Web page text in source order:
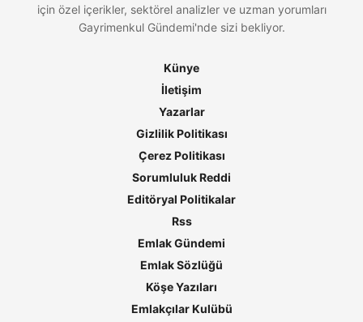
için özel içerikler, sektörel analizler ve uzman yorumları
Gayrimenkul Gündemi'nde sizi bekliyor.
Künye
İletişim
Yazarlar
Gizlilik Politikası
Çerez Politikası
Sorumluluk Reddi
Editöryal Politikalar
Rss
Emlak Gündemi
Emlak Sözlüğü
Köşe Yazıları
Emlakçılar Kulübü